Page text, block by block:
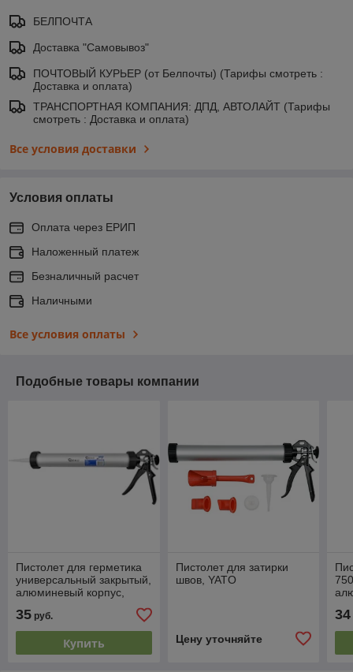
БЕЛПОЧТА
Доставка "Самовывоз"
ПОЧТОВЫЙ КУРЬЕР (от Белпочты) (Тарифы смотреть :
Доставка и оплата)
ТРАНСПОРТНАЯ КОМПАНИЯ: ДПД, АВТОЛАЙТ (Тарифы
смотреть : Доставка и оплата)
Все условия доставки
Условия оплаты
Оплата через ЕРИП
Наложенный платеж
Безналичный расчет
Наличными
Все условия оплаты
Подобные товары компании
Пистолет для герметика
универсальный закрытый,
алюминевый корпус,
35 руб.
Купить
Пистолет для затирки
швов, YATO
Цену уточняйте
34